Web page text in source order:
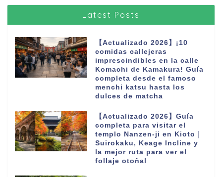
Latest Posts
【Actualizado 2026】¡10
comidas callejeras
imprescindibles en la calle
Komachi de Kamakura! Guía
completa desde el famoso
menchi katsu hasta los
dulces de matcha
【Actualizado 2026】Guía
completa para visitar el
templo Nanzen-ji en Kioto｜
Suirokaku, Keage Incline y
la mejor ruta para ver el
follaje otoñal